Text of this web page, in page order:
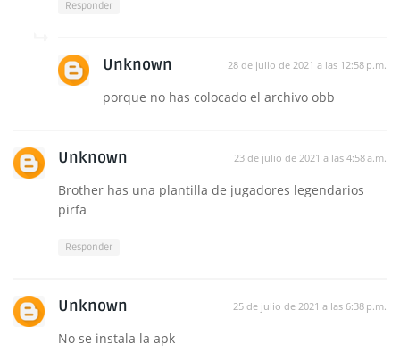
Responder
Unknown 28 de julio de 2021 a las 12:58 p.m.
porque no has colocado el archivo obb
Unknown 23 de julio de 2021 a las 4:58 a.m.
Brother has una plantilla de jugadores legendarios
pirfa
Responder
Unknown 25 de julio de 2021 a las 6:38 p.m.
No se instala la apk